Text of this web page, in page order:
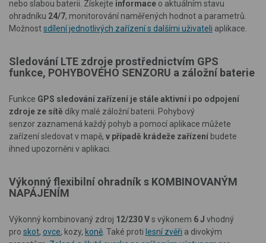
nebo slabou baterii. Získejte informace o aktuálním stavu
ohradníku 24/7, monitorování naměřených hodnot a parametrů.
Možnostsdílení jednotlivých zařízení s dalšími uživateli aplikace.
Sledování LTE zdroje prostřednictvím GPS
funkce, POHYBOVÉHO SENZORU a záložní baterie
Funkce GPS sledování zařízení je stále aktivní i po odpojení
zdroje ze sítě díky malé záložní baterii. Pohybový
senzor zaznamená každý pohyb a pomocí aplikace můžete
zařízení sledovat v mapě, v případě krádeže zařízení budete
ihned upozorněni v aplikaci.
Výkonný flexibilní ohradník s KOMBINOVANÝM
NAPÁJENÍM
Výkonný kombinovaný zdroj 12/230 Vs výkonem 6 J vhodný
pro skot, ovce, kozy, koně . Také proti lesní zvěři a divokým